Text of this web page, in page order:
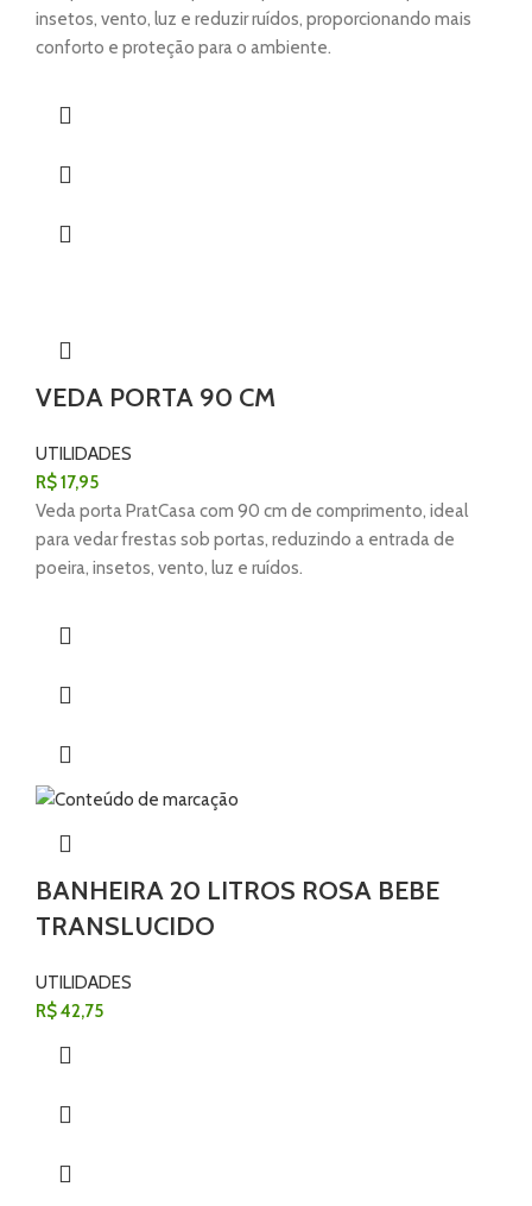
insetos, vento, luz e reduzir ruídos, proporcionando mais
conforto e proteção para o ambiente.
VEDA PORTA 90 CM
UTILIDADES
R$17,95
Veda porta PratCasa com 90 cm de comprimento, ideal
para vedar frestas sob portas, reduzindo a entrada de
poeira, insetos, vento, luz e ruídos.
BANHEIRA 20 LITROS ROSA BEBE
TRANSLUCIDO
UTILIDADES
R$42,75